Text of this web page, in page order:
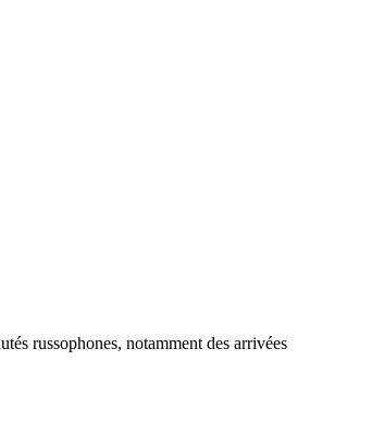
russophones, notamment des arrivées